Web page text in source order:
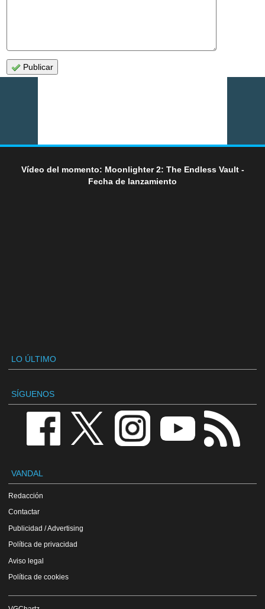
Publicar
Vídeo del momento: Moonlighter 2: The Endless Vault -
Fecha de lanzamiento
LO ÚLTIMO
SÍGUENOS
VANDAL
Redacción
Contactar
Publicidad / Advertising
Política de privacidad
Aviso legal
Política de cookies